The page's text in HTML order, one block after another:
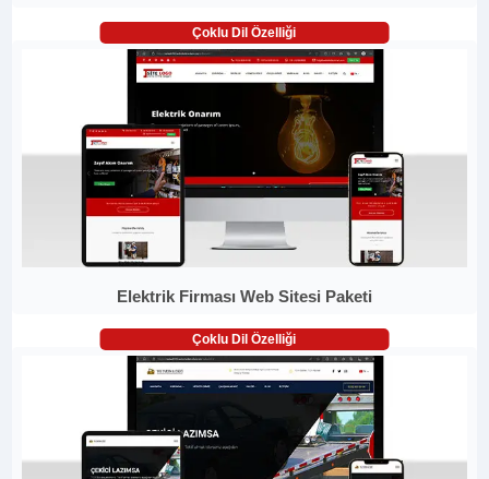
Çoklu Dil Özelliği
Elektrik Firması Web Sitesi Paketi
Çoklu Dil Özelliği